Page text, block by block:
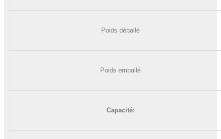
Poids déballé
Poids emballé
Capacité: